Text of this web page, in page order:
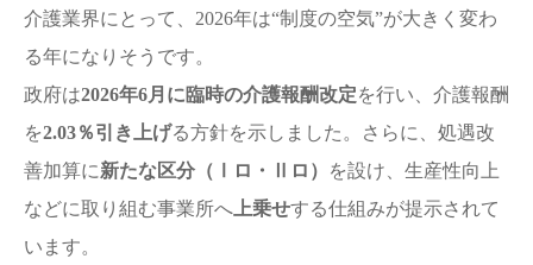
介護業界にとって、2026年は“制度の空気”が大きく変わ
る年になりそうです。
政府は2026年6月に臨時の介護報酬改定を行い、介護報酬
を2.03％引き上げる方針を示しました。さらに、処遇改
善加算に新たな区分（Ⅰロ・Ⅱロ）
を設け、生産性向上
などに取り組む事業所へ 上乗せする仕組みが提示されて
います。